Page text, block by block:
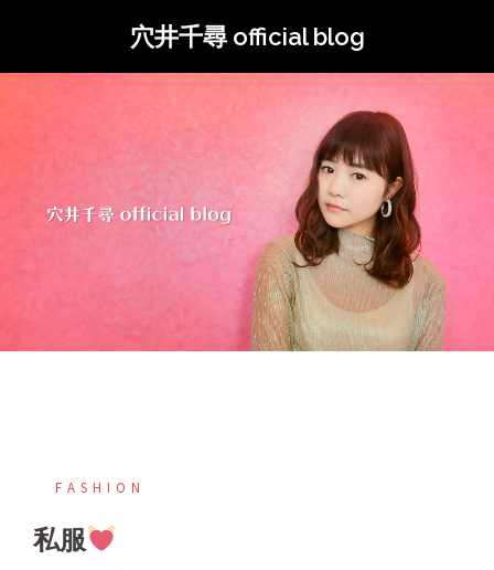
テ
穴井千尋 official blog
FASHION
私服